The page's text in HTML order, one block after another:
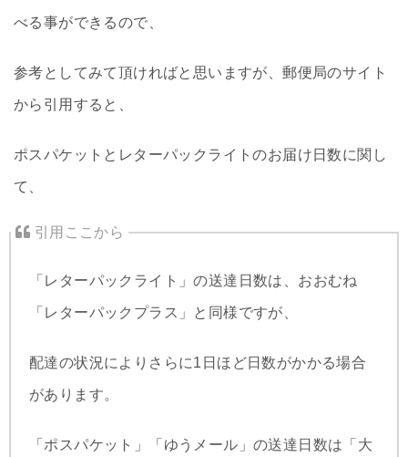
べる事ができるので、
参考としてみて頂ければと思いますが、郵便局のサイト
から引用すると、
ポスパケットとレターパックライトのお届け日数に関し
て、
「レターパックライト」の送達日数は、おおむね
「レターパックプラス」と同様ですが、
配達の状況によりさらに1日ほど日数がかかる場合
があります。
「ポスパケット」「ゆうメール」の送達日数は「大